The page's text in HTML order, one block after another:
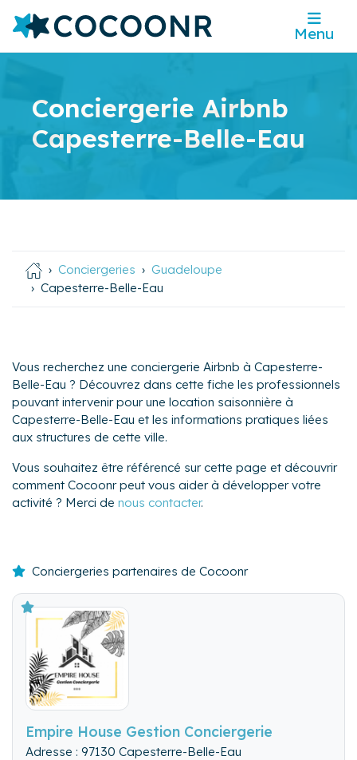
Menu
Conciergerie Airbnb
Capesterre-Belle-Eau
Conciergeries
Guadeloupe
Capesterre-Belle-Eau
Vous recherchez une conciergerie Airbnb à Capesterre-
Belle-Eau ? Découvrez dans cette fiche les professionnels
pouvant intervenir pour une location saisonnière à
Capesterre-Belle-Eau et les informations pratiques liées
aux structures de cette ville.
Vous souhaitez être référencé sur cette page et découvrir
comment Cocoonr peut vous aider à développer votre
activité ? Merci de nous contacter.
Conciergeries partenaires de Cocoonr
Empire House Gestion Conciergerie
Adresse : 97130 Capesterre-Belle-Eau